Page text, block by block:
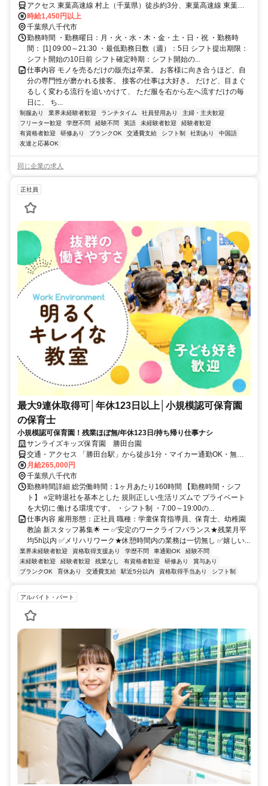
アクセス 東葉高速線 村上（千葉県）徒歩約3分、東葉高速線 東葉勝
田台栄町駐輪場口徒歩約15分、京成本線 勝田台T1口徒歩約16分 東葉
高速鉄道村上駅 徒歩1分、 東葉高速線東葉勝田台駅 徒歩15分 、京成
本線勝田台駅 徒歩16分
時給1,450円以上
千葉県八千代市
勤務時間 ・勤務曜日：月・火・水・木・金・土・日・祝 ・勤務時
間： [1] 09:00～21:30 ・最低勤務日数（週）：5日 シフト提出期限：
シフト開始の10日前 シフト確定時期：シフト開始の...
仕事内容 モノを売るだけの販売は卒業。 お客様に向き合うほど、自
分の専門性が磨かれる接客。 接客の仕事は大好き。 だけど、目まぐ
るしく変わる流行を追いかけて、 ただ服を右から左へ流すだけの毎
日に、 ち...
制服あり 業界未経験者歓迎 ランチタイム 社員登用あり
主婦・主夫歓迎
フリーター歓迎
学歴不問 経験不問 英語 未経験者歓迎
経験者歓迎
有資格者歓迎
研修あり ブランクOK 交通費支給 シフト制 社割あり
中国語
友達と応募OK
同じ企業の求人
正社員
最大9連休取得可│年休123日以上│小規模認可保育園
の保育士
小規模認可保育園！残業ほぼ無/年休123日/持ち帰り仕事ナシ
サンライズキッズ保育園 勝田台園
交通・アクセス 「勝田台駅」から徒歩1分・マイカー通勤OK・無料
駐車場完備（一部対象外の園あり）
月給265,000円
千葉県八千代市
勤務時間詳細 総労働時間：1ヶ月あたり160時間 【勤務時間・シフ
ト】 ⭐定時退社を基本とした 規則正しい生活リズムで プライベート
を大切に 働ける環境です。 ・シフト制 ・7:00～19:00の...
仕事内容 雇用形態：正社員 職種：学童保育指導員、保育士、幼稚園
教諭 新スタッフ募集🌟 ー ✅安定のワークライフバランス★残業月平
均5h以内 ✅メリハリワーク★休憩時間内の業務は一切無し ✅嬉しい...
業界未経験者歓迎 資格取得支援あり 学歴不問 車通勤OK
経験不問
未経験者歓迎
経験者歓迎 残業なし 有資格者歓迎 研修あり
賞与あり
ブランクOK
育休あり 交通費支給 駅近5分以内 資格取得手当あり シフト制
アルバイト・パート